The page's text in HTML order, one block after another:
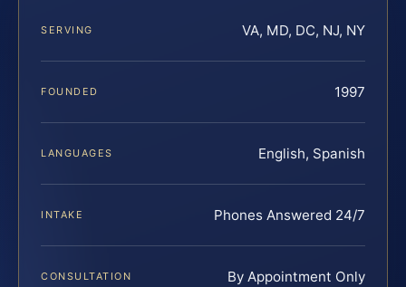
SERVING VA, MD, DC, NJ, NY
FOUNDED 1997
LANGUAGES English, Spanish
INTAKE Phones Answered 24/7
CONSULTATION By Appointment Only